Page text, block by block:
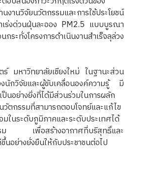
านวิจัยนวัตกรรมและการใช้ประโยชน์
ร่งด่วนฝุ่นละออง PM2.5 แบบบูรณา
ะทั่งโครงการดำเนินงานสำเร็จลุล่วง
มหาวิทยาลัยเชียงใหม่ ในฐานะส่วน
นักวิจัยและผู้ขับเคลื่อนองค์ความรู้ มี
ป็นอย่างยิ่งที่ได้มีส่วนร่วมในการผลัก
วัตกรรมที่สามารถตอบโจทย์และแก้ไข
ในระดับภูมิภาคและระดับประเทศได้
รม เพื่อสร้างอากาศที่บริสุทธิ์และ
อย่างยั่งยืนให้กับประชาชนต่อไป